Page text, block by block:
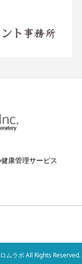
康管理サービス
ムラボ All Rights Reserved.